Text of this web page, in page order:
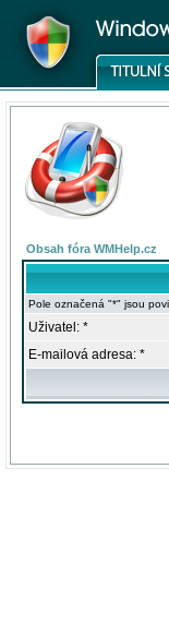
Obsah fóra WMHelp.cz
Pole označená "*" jsou
Uživatel: *
E-mailová adresa: *